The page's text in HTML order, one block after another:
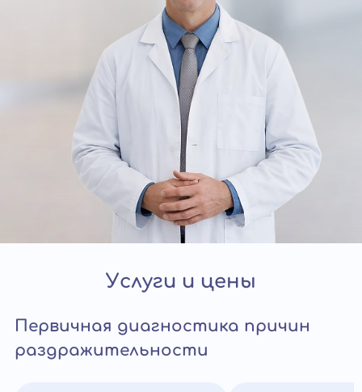
Услуги и цены
Первичная диагностика причин
раздражительности